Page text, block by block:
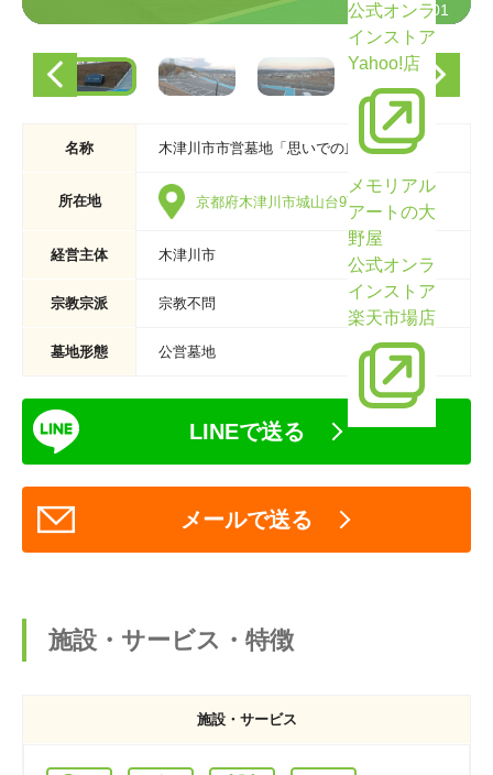
公式オンラ
インストア
Yahoo!店
メモリアル
アートの大
野屋
公式オンラ
インストア
楽天市場店
墓域の様子01
墓域の様子01
名称 木津川市市営墓地「思いでの丘霊園」
所在地 京都府木津川市城山台9丁目3番地
経営主体 木津川市
宗教宗派 宗教不問
墓地形態 公営墓地
LINEで送る
メールで送る
施設・サービス・特徴
施設・サービス